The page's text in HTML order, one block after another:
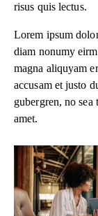
risus quis lectus.
Lorem ipsum
diam nonumy
magna aliquyam
accusam et justo
gubergren, no
amet.